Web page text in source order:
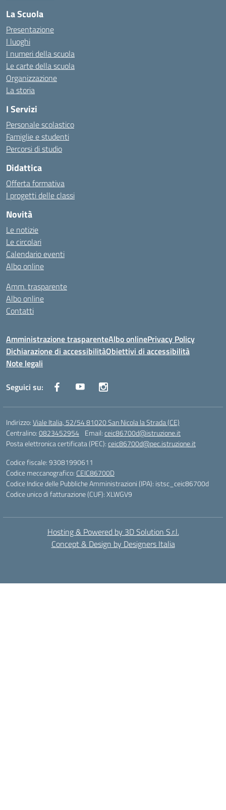
La Scuola
Presentazione
I luoghi
I numeri della scuola
Le carte della scuola
Organizzazione
La storia
I Servizi
Personale scolastico
Famiglie e studenti
Percorsi di studio
Didattica
Offerta formativa
I progetti delle classi
Novità
Le notizie
Le circolari
Calendario eventi
Albo online
Amm. trasparente
Albo online
Contatti
Amministrazione trasparenteAlbo onlinePrivacy Policy
Dichiarazione di accessibilitàObiettivi di accessibilità
Note legali
Seguici su:
Indirizzo:Viale Italia, 52/54 81020 San Nicola la Strada (CE)
Centralino:0823452954 Email:ceic86700d@istruzione.it
Posta elettronica certificata (PEC):ceic86700d@pec.istruzione.it
Codice fiscale: 93081990611
Codice meccanografico: CEIC86700D
Codice Indice delle Pubbliche Amministrazioni (IPA): istsc_ceic86700d
Codice unico di fatturazione (CUF): XLWGV9
Hosting & Powered by 3D Solution S.r.l.
Concept & Design by Designers Italia